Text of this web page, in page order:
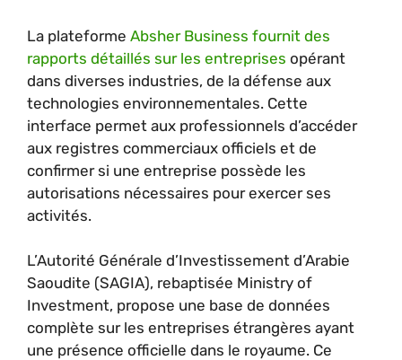
La plateforme Absher Business fournit des
rapports détaillés sur les entreprises opérant
dans diverses industries, de la défense aux
technologies environnementales. Cette
interface permet aux professionnels d’accéder
aux registres commerciaux officiels et de
confirmer si une entreprise possède les
autorisations nécessaires pour exercer ses
activités.
L’Autorité Générale d’Investissement d’Arabie
Saoudite (SAGIA), rebaptisée Ministry of
Investment, propose une base de données
complète sur les entreprises étrangères ayant
une présence officielle dans le royaume. Ce